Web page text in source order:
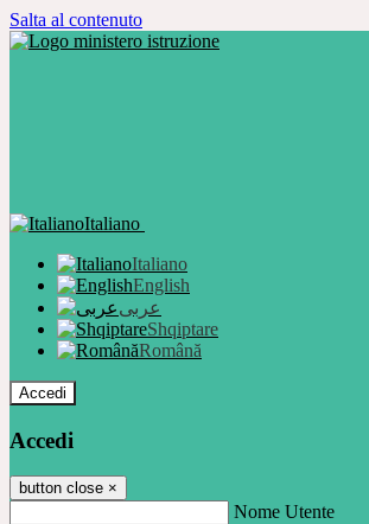
Salta al contenuto
Italiano
Italiano
English
عربى
Shqiptare
Română
Accedi
Accedi
button close ×
Nome Utente